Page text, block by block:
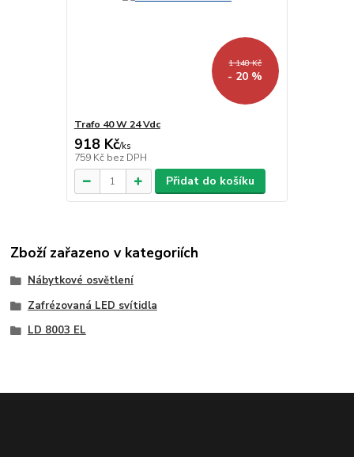
1 148 Kč
- 20 %
Trafo 40 W 24 Vdc
918 Kč/ks
759 Kč bez DPH
Přidat do košíku
Zboží zařazeno v kategoriích
Nábytkové osvětlení
Zafrézovaná LED svítidla
LD 8003 EL